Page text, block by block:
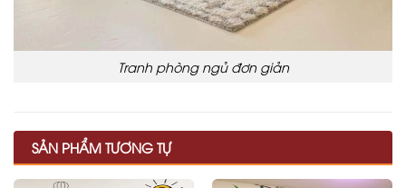
Tranh phòng ngủ đơn giản
SẢN PHẨM TƯƠNG TỰ